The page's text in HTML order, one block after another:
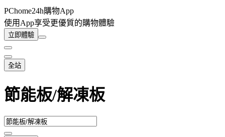
PChome24h購物App
使用App享受更優質的購物體驗
立即體驗
全站
節能板/解凍板